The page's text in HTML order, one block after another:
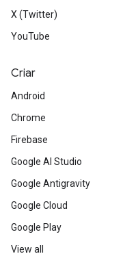
X (Twitter)
YouTube
Criar
Android
Chrome
Firebase
Google AI Studio
Google Antigravity
Google Cloud
Google Play
View all